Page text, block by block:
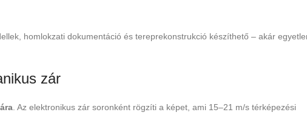
homlokzati dokumentáció és tereprekonstrukció készíthető – akár
zár
. Az elektronikus zár soronként rögzíti a képet, ami 15–21 m/s térképezési